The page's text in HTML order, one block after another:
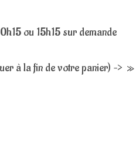
ou 15h15 sur demande
à la fin de votre panier) –> »